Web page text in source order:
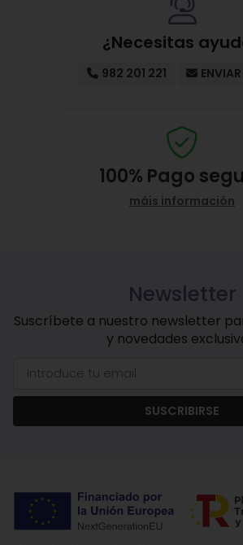
¿Necesitas
982 201 221
100% Pago
máis información
Newsletter
Suscríbete a nuestro newsletter
y novedades
SUSCRIBIRSE